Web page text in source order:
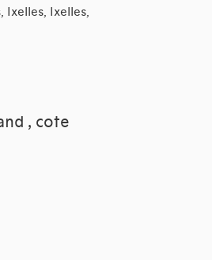
Ixelles, Ixelles,
, cote